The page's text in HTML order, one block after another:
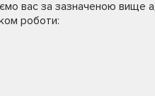
вас за зазначеною вище
роботи: